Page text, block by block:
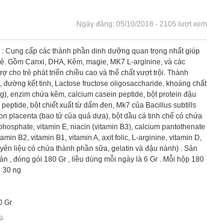
Ngày đăng: 05/10/2018 - 2105 lượt xem
Cung cấp các thành phần dinh dưỡng quan trọng nhất giúp
Gồm Canxi, DHA, Kẽm, magie, MK7 L-arginine, và các
cho trẻ phát triển chiều cao và thể chất vượt trội. Thành
đường kết tinh, Lactose fructose oligosaccharide, khoáng chất
enzim chứa kẽm, calcium casein peptide, bột protein đậu
bột chiết xuất từ dấm đen, Mk7 của Bacillus subtills
placenta (bao tử của quả dưa), bột dầu cá tinh chế có chứa
vitamin E, niacin (vitamin B3), calcium pantothenate
B2, vitamin B1, vitamin A, axit folic, L-arginine, vitamin D,
liệu có chứa thành phần sữa, gelatin và đậu nành) . Sản
, đóng gói 180 Gr , liều dùng mỗi ngày là 6 Gr . Mỗi hộp 180
30 ng
Gr